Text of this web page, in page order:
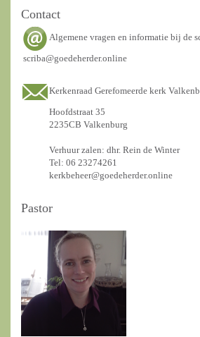
Contact
Algemene vragen en informatie bij de
scriba@goedeherder.online
Kerkenraad Gerefomeerde kerk
Hoofdstraat 35
2235CB Valkenburg
Verhuur zalen: dhr. Rein de Winter
Tel: 06 23274261
kerkbeheer@goedeherder.online
Pastor